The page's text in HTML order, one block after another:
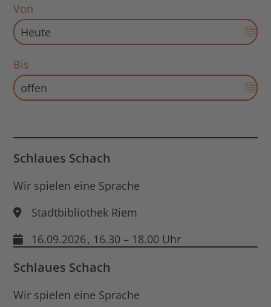
Von
Bis
Schlaues Schach
Wir spielen eine Sprache
Stadtbibliothek Riem
16.09.2026, 16.30 – 18.00 Uhr
Schlaues Schach
Wir spielen eine Sprache